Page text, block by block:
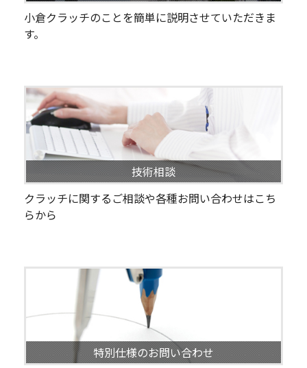
小倉クラッチのことを簡単に説明させていただきま
す。
技術相談
クラッチに関するご相談や各種お問い合わせはこち
らから
特別仕様のお問い合わせ